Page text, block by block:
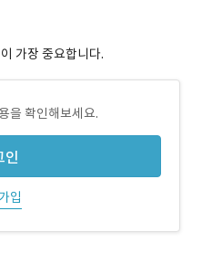
가장 중요합니다.
을 확인해보세요.
인
입